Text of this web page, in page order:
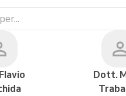
Dott.